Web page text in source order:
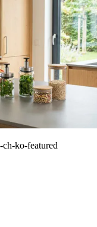
ko-featured